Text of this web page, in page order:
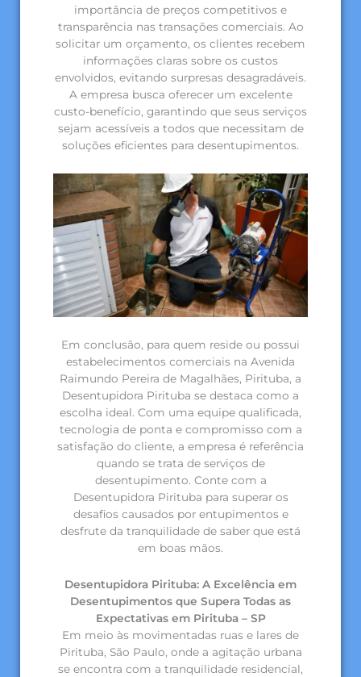
importância de preços competitivos e
transparência nas transações comerciais. Ao
solicitar um orçamento, os clientes recebem
informações claras sobre os custos
envolvidos, evitando surpresas desagradáveis.
A empresa busca oferecer um excelente
custo-benefício, garantindo que seus serviços
sejam acessíveis a todos que necessitam de
soluções eficientes para desentupimentos.
Em conclusão, para quem reside ou possui
estabelecimentos comerciais na Avenida
Raimundo Pereira de Magalhães, Pirituba, a
Desentupidora Pirituba se destaca como a
escolha ideal. Com uma equipe qualificada,
tecnologia de ponta e compromisso com a
satisfação do cliente, a empresa é referência
quando se trata de serviços de
desentupimento. Conte com a
Desentupidora Pirituba para superar os
desafios causados por entupimentos e
desfrute da tranquilidade de saber que está
em boas mãos.
Desentupidora Pirituba: A Excelência em
Desentupimentos que Supera Todas as
Expectativas em Pirituba – SP
Em meio às movimentadas ruas e lares de
Pirituba, São Paulo, onde a agitação urbana
se encontra com a tranquilidade residencial,